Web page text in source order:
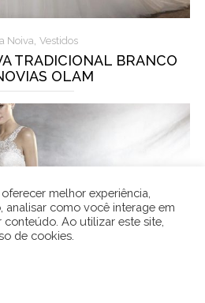
Noiva, Vestidos
TRADICIONAL BRANCO
OLAM
melhor experiência,
analisar como você interage em
Ao utilizar este site,
de cookies.